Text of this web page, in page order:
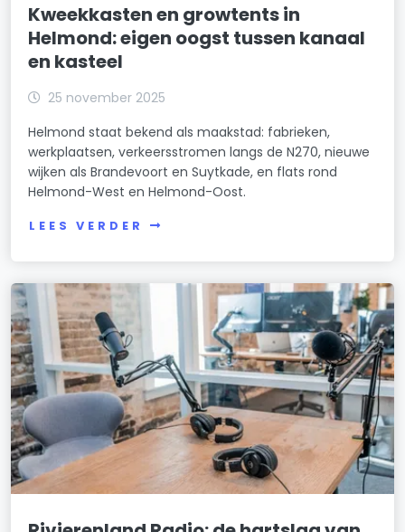
Kweekkasten en growtents in
Helmond: eigen oogst tussen kanaal
en kasteel
25 november 2025
Helmond staat bekend als maakstad: fabrieken,
werkplaatsen, verkeersstromen langs de N270, nieuwe
wijken als Brandevoort en Suytkade, en flats rond
Helmond-West en Helmond-Oost.
LEES VERDER